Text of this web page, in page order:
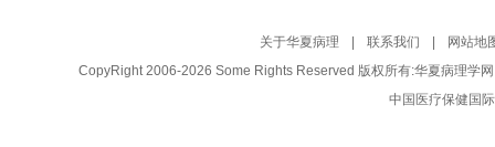
关于华夏病理 联系我们
网站地
CopyRight 2006-2026 Some Rights Reserved 版权所有:华夏病理学
中国医疗保健国